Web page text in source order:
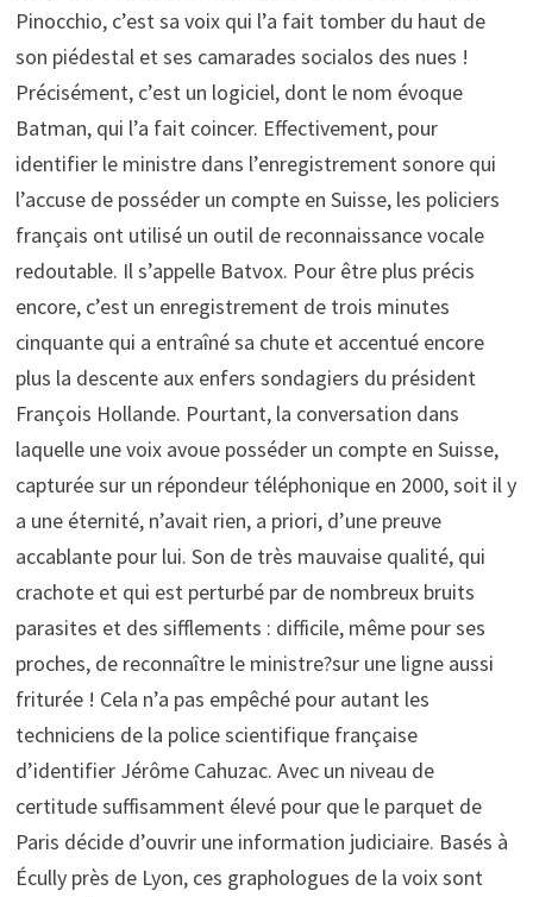
Pinocchio, c’est sa voix qui l’a fait tomber du haut de
son piédestal et ses camarades socialos des nues !
Précisément, c’est un logiciel, dont le nom évoque
Batman, qui l’a fait coincer. Effectivement, pour
identifier le ministre dans l’enregistrement sonore qui
l’accuse de posséder un compte en Suisse, les policiers
français ont utilisé un outil de reconnaissance vocale
redoutable. Il s’appelle Batvox. Pour être plus précis
encore, c’est un enregistrement de trois minutes
cinquante qui a entraîné sa chute et accentué encore
plus la descente aux enfers sondagiers du président
François Hollande. Pourtant, la conversation dans
laquelle une voix avoue posséder un compte en Suisse,
capturée sur un répondeur téléphonique en 2000, soit il y
a une éternité, n’avait rien, a priori, d’une preuve
accablante pour lui. Son de très mauvaise qualité, qui
crachote et qui est perturbé par de nombreux bruits
parasites et des sifflements : difficile, même pour ses
proches, de reconnaître le ministre?sur une ligne aussi
friturée ! Cela n’a pas empêché pour autant les
techniciens de la police scientifique française
d’identifier Jérôme Cahuzac. Avec un niveau de
certitude suffisamment élevé pour que le parquet de
Paris décide d’ouvrir une information judiciaire. Basés à
Écully près de Lyon, ces graphologues de la voix sont